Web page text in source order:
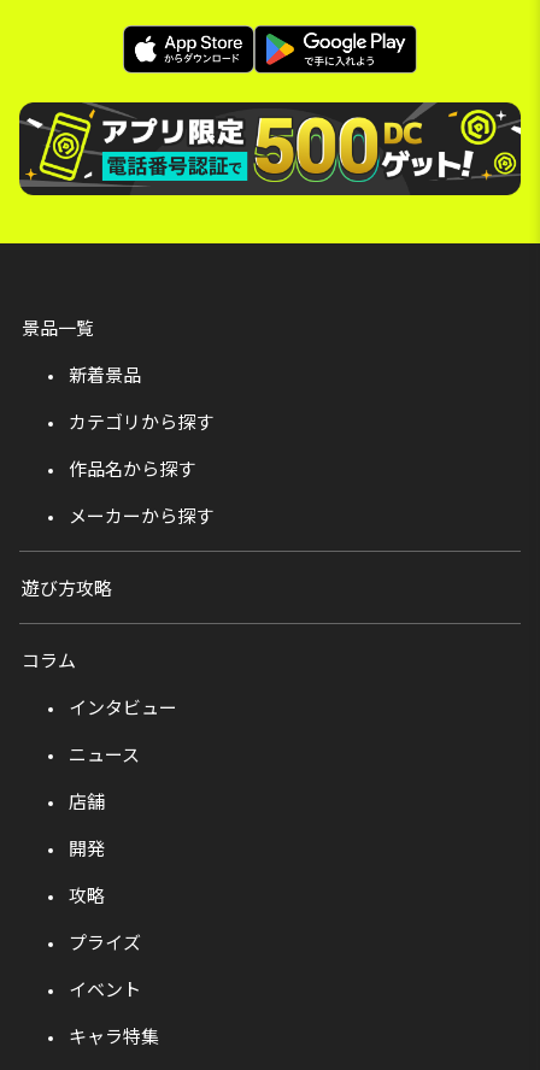
景品一覧
新着景品
カテゴリから探す
作品名から探す
メーカーから探す
遊び方攻略
コラム
インタビュー
ニュース
店舗
開発
攻略
プライズ
イベント
キャラ特集